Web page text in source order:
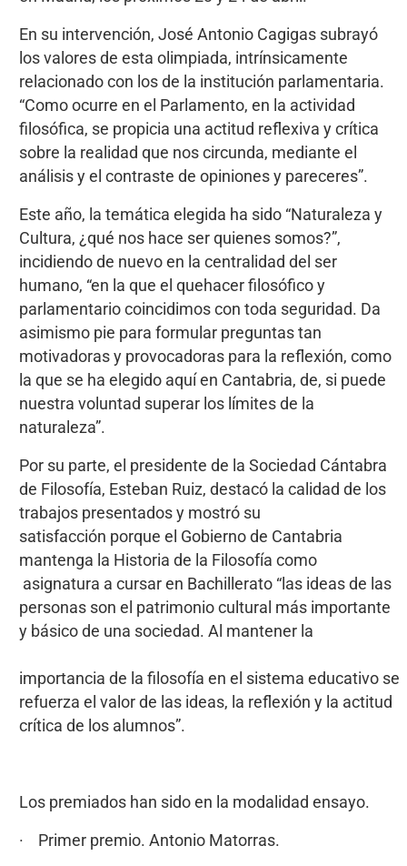
En su intervención, José Antonio Cagigas subrayó
los valores de esta olimpiada, intrínsicamente
relacionado con los de la institución parlamentaria.
“Como ocurre en el Parlamento, en la actividad
filosófica, se propicia una actitud reflexiva y crítica
sobre la realidad que nos circunda, mediante el
análisis y el contraste de opiniones y pareceres”.
Este año, la temática elegida ha sido “Naturaleza y
Cultura, ¿qué nos hace ser quienes somos?”,
incidiendo de nuevo en la centralidad del ser
humano, “en la que el quehacer filosófico y
parlamentario coincidimos con toda seguridad. Da
asimismo pie para formular preguntas tan
motivadoras y provocadoras para la reflexión, como
la que se ha elegido aquí en Cantabria, de, si puede
nuestra voluntad superar los límites de la
naturaleza”.
Por su parte, el presidente de la Sociedad Cántabra
de Filosofía, Esteban Ruiz, destacó la calidad de los
trabajos presentados y mostró su
satisfacción porque el Gobierno de Cantabria
mantenga la Historia de la Filosofía como
asignatura a cursar en Bachillerato “las ideas de las
personas son el patrimonio cultural más importante
y básico de una sociedad. Al mantener la
importancia de la filosofía en el sistema educativo se
refuerza el valor de las ideas, la reflexión y la actitud
crítica de los alumnos”.
Los premiados han sido en la modalidad ensayo.
· Primer premio. Antonio Matorras.